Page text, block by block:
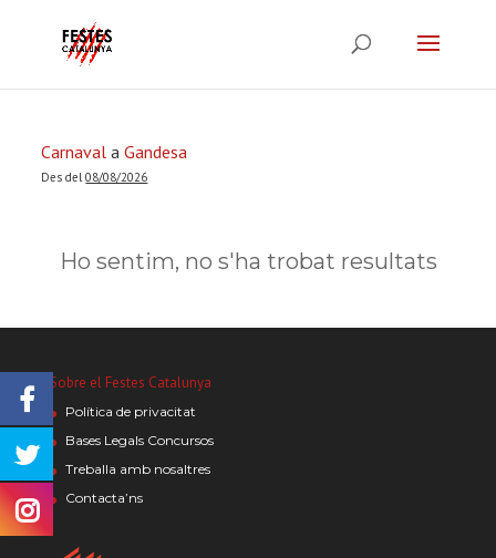
Carnaval aGandesa
Des del08/08/2026
Ho sentim, no s'ha trobat resultats
Sobre el Festes Catalunya
Política de privacitat
Bases Legals Concursos
Treballa amb nosaltres
Contacta’ns